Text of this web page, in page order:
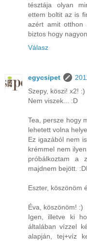
tésztája olyan
ettem boltit az is
azért amit otthon
biztos hogy
Válasz
egycsipet
Szepy, köszi! x2! :)
Nem viszek... :D
Tea, persze hogy
lehetett volna
Ez igazából nem
krémmel nem
próbálkoztam a
majdnem bejött.
Eszter, köszönöm
Éva, köszönöm! :)
Igen, illetve ki
általában vízzel
alapján, tej+víz